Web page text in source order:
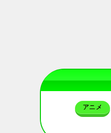
アニメ